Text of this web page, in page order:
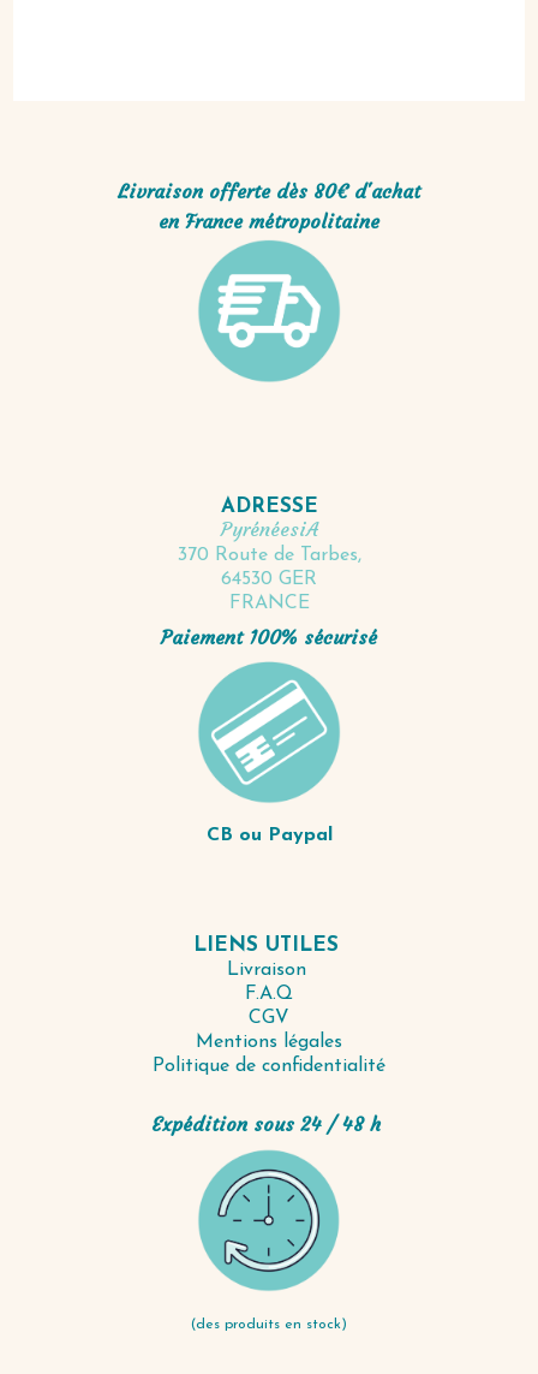
Livraison offerte dès 80€ d'achat
en France métropolitaine
ADRESSE
PyrénéesiA
370 Route de Tarbes,
64530 GER
FRANCE
Paiement 100% sécurisé
CB ou Paypal
LIENS UTILES
Livraison
F.A.Q
CGV
Mentions légales
Politique de confidentialité
Expédition sous 24 / 48 h
(des produits en stock)